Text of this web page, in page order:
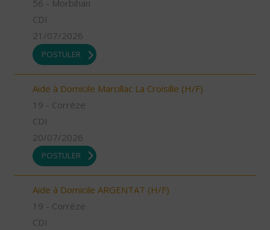
56 - Morbihan
CDI
21/07/2026
POSTULER
Aide à Domicile Marcillac La Croisille (H/F)
19 - Corrèze
CDI
20/07/2026
POSTULER
Aide à Domicile ARGENTAT (H/F)
19 - Corrèze
CDI